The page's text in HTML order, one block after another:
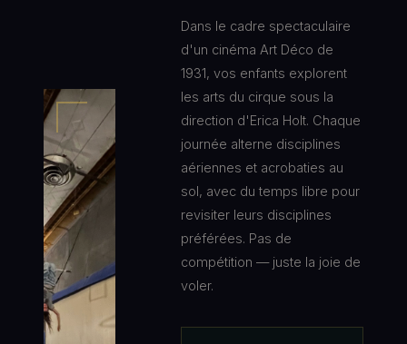
Dans le cadre spectaculaire
d'un cinéma Art Déco de
1931, vos enfants explorent
les arts du cirque sous la
direction d'Erica Holt. Chaque
journée alterne disciplines
aériennes et acrobaties au
sol, avec du temps libre pour
revisiter leurs disciplines
préférées. Pas de
compétition — juste la joie de
voler.